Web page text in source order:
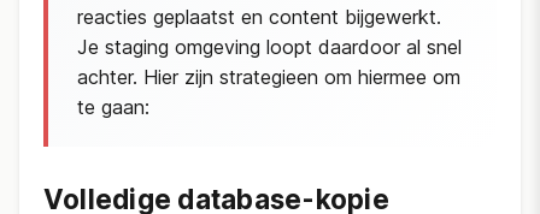
reacties geplaatst en content bijgewerkt.
Je staging omgeving loopt daardoor al snel
achter. Hier zijn strategieen om hiermee om
te gaan:
Volledige database-kopie